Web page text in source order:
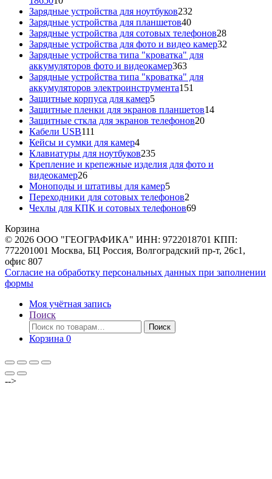
товаров
Зарядные устройства для ноутбуков232
Зарядные устройства для планшетов4040
товаров
Зарядные устройства для сотовых телефонов2828
товаров
Зарядные устройства для фото и видео камер32
Зарядные устройства типа "кроватка" для
аккумуляторов фото и видеокамер363363
товара
Зарядные устройства типа "кроватка" для
аккумуляторов электроинструмента151
Защитные корпуса для камер55
товаров
Защитные пленки для экранов планшетов1414
Защитные сткла для экранов телефонов2020
Кабели USB111
товаров
Кейсы и сумки для камер44
товара
Клавиатуры для ноутбуков235235
товаров
Крепление и крепежные изделия для фото и
видеокамер2626
товаров
Моноподы и штативы для камер55
товаров
Переходники для сотовых телефонов2
товара
Чехлы для КПК и сотовых телефонов6969
Корзина
© 2026 ООО "ГЕОГРАФИКА" ИНН: 9722018701 КПП:
772201001 Москва, БЦ Россия, Волгоградский пр-т, 26с1,
офис 807
Согласие на обработку персональных данных при заполнении
формы
Моя учётная запись
Поиск
Искать:
Поиск
Корзина 0
-->